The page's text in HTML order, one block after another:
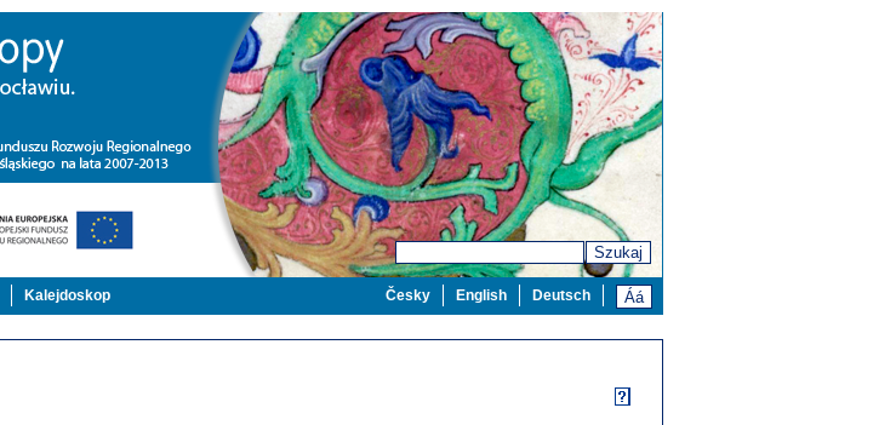
Szukaj
Kalejdoskop Deutsch
English
Česky